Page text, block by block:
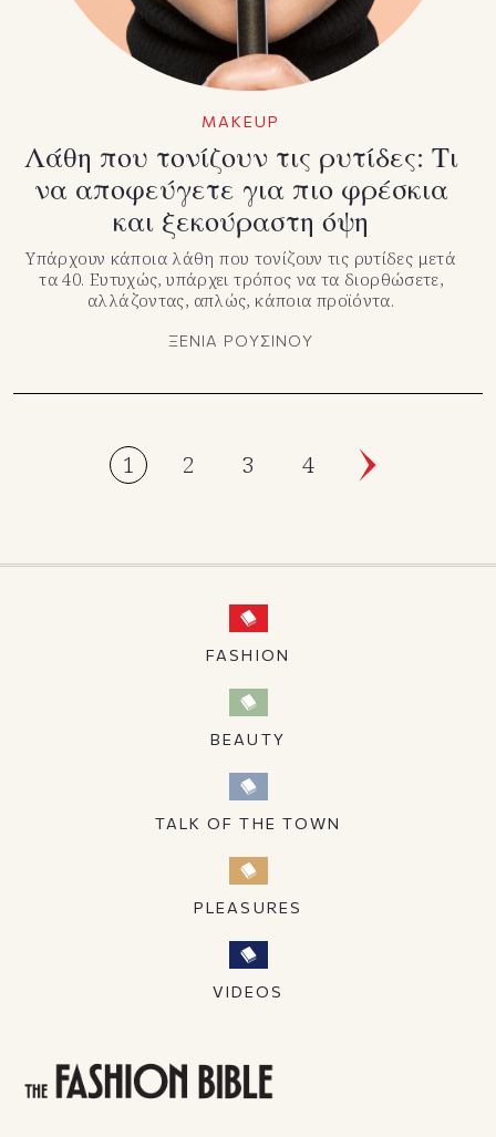
MAKEUP
Λάθη που τονίζουν τις ρυτίδες: Τι
να αποφεύγετε για πιο φρέσκια
και ξεκούραστη όψη
Υπάρχουν κάποια λάθη που τονίζουν τις ρυτίδες μετά
τα 40. Ευτυχώς, υπάρχει τρόπος να τα διορθώσετε,
αλλάζοντας, απλώς, κάποια προϊόντα.
ΞΕΝΙΑ ΡΟΥΣΙΝΟΥ
1 2 3 4
FASHION
BEAUTY
TALK OF THE TOWN
PLEASURES
VIDEOS